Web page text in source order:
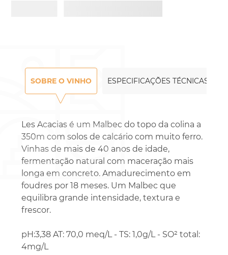
SOBRE O VINHO ESPECIFICAÇÕES TÉCNICAS
Les Acacias é um Malbec do topo da colina a
350m com solos de calcário com muito ferro.
Vinhas de mais de 40 anos de idade,
fermentação natural com maceração mais
longa em concreto. Amadurecimento em
foudres por 18 meses. Um Malbec que
equilibra grande intensidade, textura e
frescor.
pH:3,38 AT: 70,0 meq/L - TS: 1,0g/L - SO² total:
4mg/L